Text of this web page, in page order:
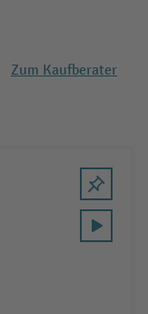
Zum Kaufberater